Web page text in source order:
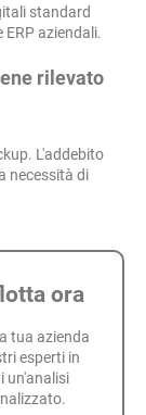
standard
aziendali.
rilevato
L'addebito
necessità di
ora
tua azienda
esperti in
un'analisi